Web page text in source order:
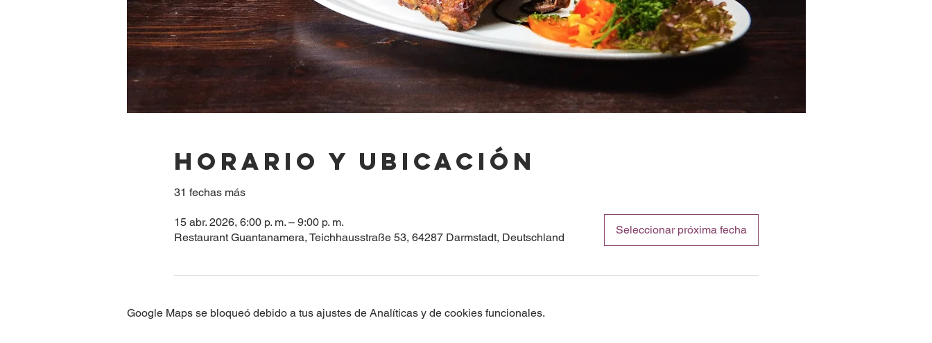
Horario y ubicación
31 fechas más
15 abr. 2026, 6:00 p. m. – 9:00 p. m.
Restaurant Guantanamera, Teichhausstraße 53, 64287 Darmstadt, Deutschland
Seleccionar próxima fecha
Google Maps se bloqueó debido a tus ajustes de Analíticas y de cookies funcionales.